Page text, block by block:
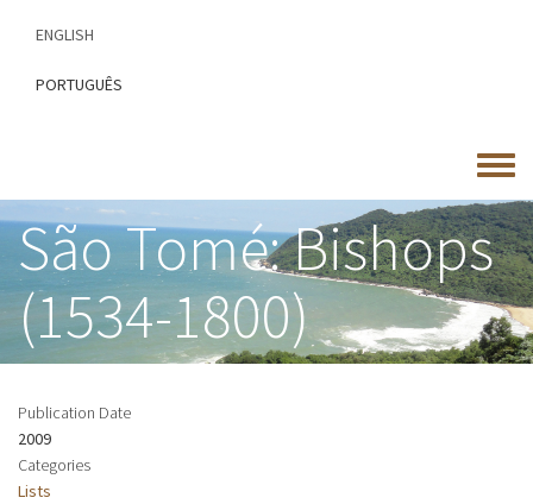
content
ENGLISH
PORTUGUÊS
Toggle
menu
São Tomé: Bishops
(1534-1800)
Publication Date
2009
Categories
Lists